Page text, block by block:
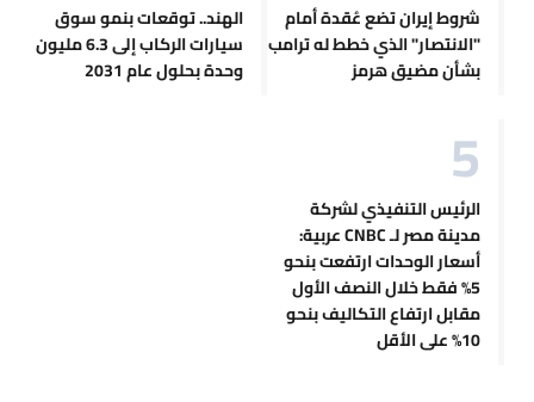
شروط إيران تضع عُقدة أمام
"الانتصار" الذي خطط له ترامب
بشأن مضيق هرمز
الهند.. توقعات بنمو سوق
سيارات الركاب إلى 6.3 مليون
وحدة بحلول عام 2031
الرئيس التنفيذي لشركة
مدينة مصر لـ CNBC عربية:
أسعار الوحدات ارتفعت بنحو
5% فقط خلال النصف الأول
مقابل ارتفاع التكاليف بنحو
10% على الأقل